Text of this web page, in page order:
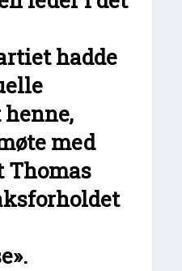
hadde
med
Thomas